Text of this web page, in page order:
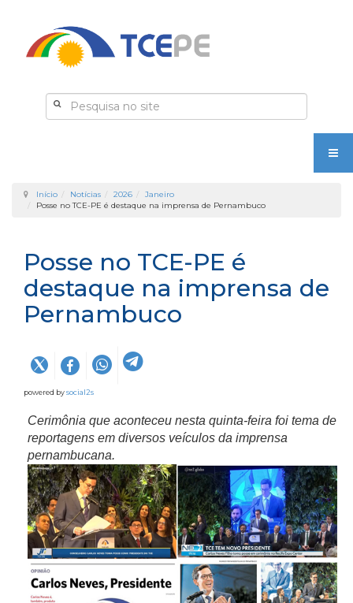
Início Notícias 2026
Janeiro
Posse no TCE-PE é destaque na imprensa de Pernambuco
Posse no TCE-PE é
destaque na imprensa de
Pernambuco
powered bysocial2s
Cerimônia que aconteceu nesta quinta-feira foi tema de
reportagens em diversos veículos da imprensa
pernambucana.